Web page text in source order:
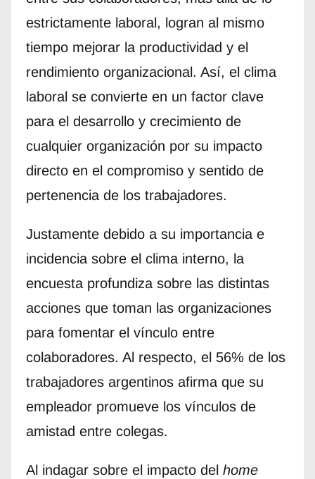
estrictamente laboral, logran al mismo
tiempo mejorar la productividad y el
rendimiento organizacional. Así, el clima
laboral se convierte en un factor clave
para el desarrollo y crecimiento de
cualquier organización por su impacto
directo en el compromiso y sentido de
pertenencia de los trabajadores.
Justamente debido a su importancia e
incidencia sobre el clima interno, la
encuesta profundiza sobre las distintas
acciones que toman las organizaciones
para fomentar el vínculo entre
colaboradores. Al respecto, el 56% de los
trabajadores argentinos afirma que su
empleador promueve los vínculos de
amistad entre colegas.
Al indagar sobre el impacto del home